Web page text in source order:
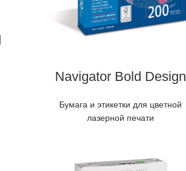
Navigator Bold Design
Бумага и этикетки для цветной
лазерной печати